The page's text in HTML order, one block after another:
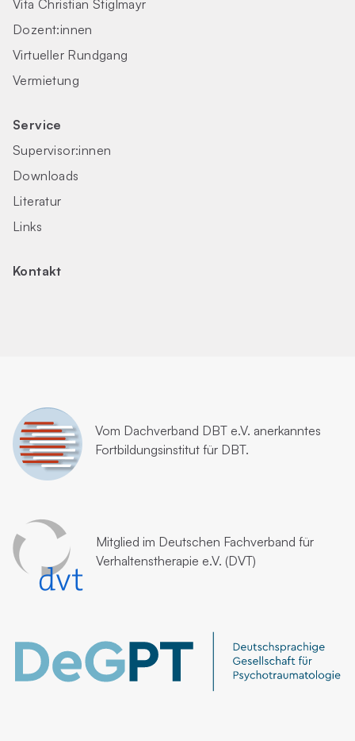
Vita Christian Stiglmayr
Dozent:innen
Virtueller Rundgang
Vermietung
Service
Supervisor:innen
Downloads
Literatur
Links
Kontakt
Vom Dachverband DBT e.V. anerkanntes
Fortbildungsinstitut für DBT.
Mitglied im Deutschen Fachverband für
Verhaltenstherapie e.V. (DVT)